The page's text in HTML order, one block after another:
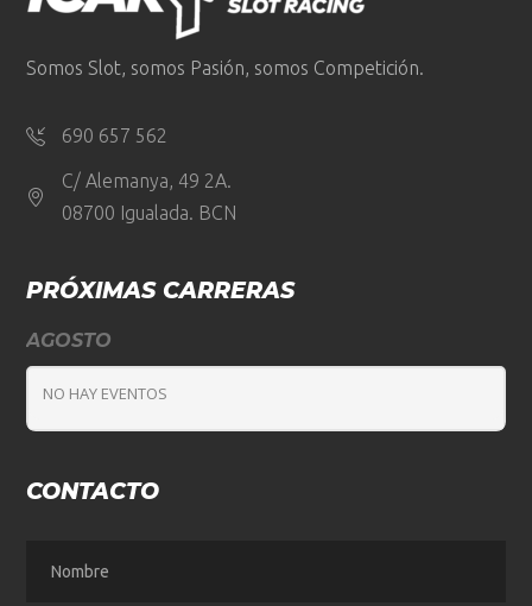
Somos Slot, somos Pasión, somos Competición.
690 657 562
C/ Alemanya, 49 2A.
08700 Igualada. BCN
PRÓXIMAS CARRERAS
AGOSTO
NO HAY EVENTOS
CONTACTO